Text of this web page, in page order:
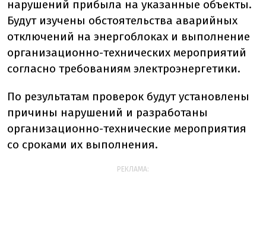
нарушений прибыла на указанные объекты.
Будут изучены обстоятельства аварийных
отключений на энергоблоках и выполнение
организационно-технических мероприятий
согласно требованиям электроэнергетики.
По результатам проверок будут установлены
причины нарушений и разработаны
организационно-технические мероприятия
со сроками их выполнения.
РЕКЛАМА: